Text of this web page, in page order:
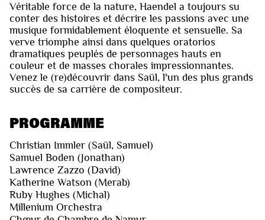
Véritable force de la nature, Haendel a toujours su
conter des histoires et décrire les passions avec une
musique formidablement éloquente et sensuelle. Sa
verve triomphe ainsi dans quelques oratorios
dramatiques peuplés de personnages hauts en
couleur et de masses chorales impressionnantes.
Venez le (re)découvrir dans Saül, l'un des plus grands
succès de sa carrière de compositeur.
PROGRAMME
Christian Immler (Saül, Samuel)
Samuel Boden (Jonathan)
Lawrence Zazzo (David)
Katherine Watson (Merab)
Ruby Hughes (Michal)
Millenium Orchestra